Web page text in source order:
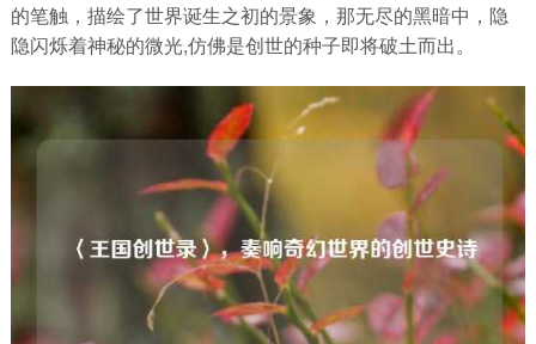
的笔触，描绘了世界诞生之初的景象，那无尽的黑暗中，隐
隐闪烁着神秘的微光,仿佛是创世的种子即将破土而出。